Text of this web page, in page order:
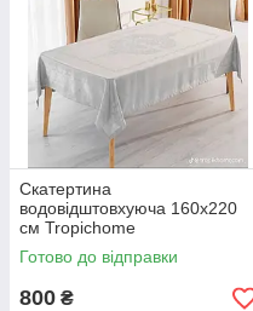
Скатертина
водовідштовхуюча 160x220
см Tropichome
Готово до відправки
800 ₴